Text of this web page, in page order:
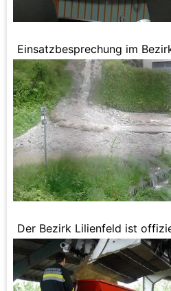
Einsatzbesprechung im
Der Bezirk Lilienfeld ist
Katastrophengebiet erklärt